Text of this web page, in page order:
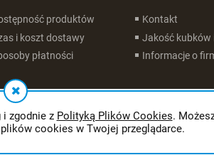
zgodnie z Polityką Plików Cookies.
cookies w Twojej przeglądarce.
produktów
i koszt dostawy
płatności
Kontakt
Jakość kubków
Informacje o